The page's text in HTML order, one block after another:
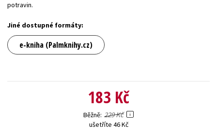
potravin.
Jiné dostupné formáty:
e-kniha (Palmknihy.cz)
183 Kč
Běžně 229 Kč
ušetříte 46 Kč